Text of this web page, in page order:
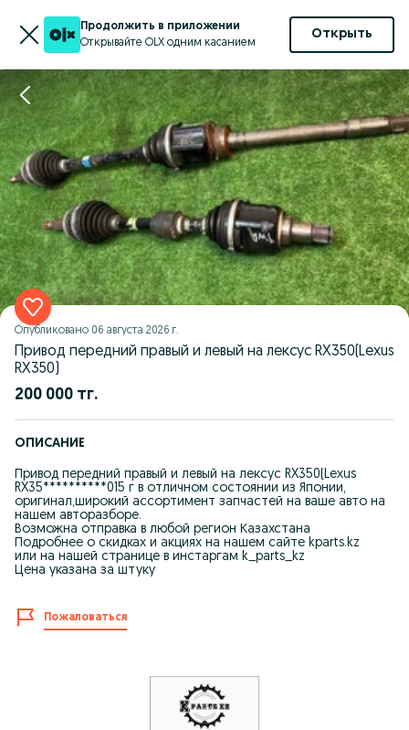
Продолжить в приложении
Открывайте OLX одним касанием
Открыть
Опубликовано 06 августа 2026 г.
Привод передний правый и левый на лексус RX350(Lexus
RX350)
200 000 тг.
ОПИСАНИЕ
Привод передний правый и левый на лексус RX350(Lexus
RX35**********015 г в отличном состоянии из Японии,
оригинал,широкий ассортимент запчастей на ваше авто на
нашем авторазборе.
Возможна отправка в любой регион Казахстана
Подробнее о скидках и акциях на нашем сайте kparts.kz
или на нашей странице в инстаргам k_parts_kz
Цена указана за штуку
Пожаловаться